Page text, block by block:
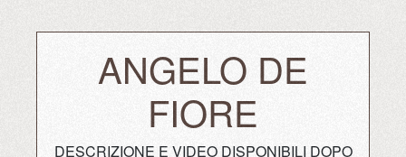
ANGELO DE
FIORE
DESCRIZIONE E VIDEO DISPONIBILI DOPO